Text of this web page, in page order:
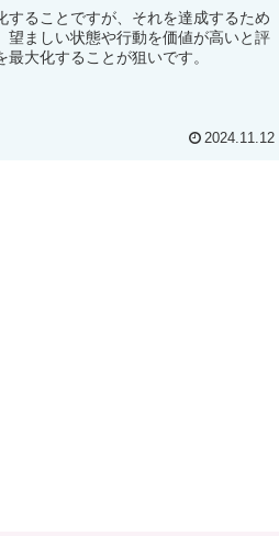
することですが、それを達成するため
望ましい状態や行動を価値が高いと評
大化することが狙いです。
2024.11.12